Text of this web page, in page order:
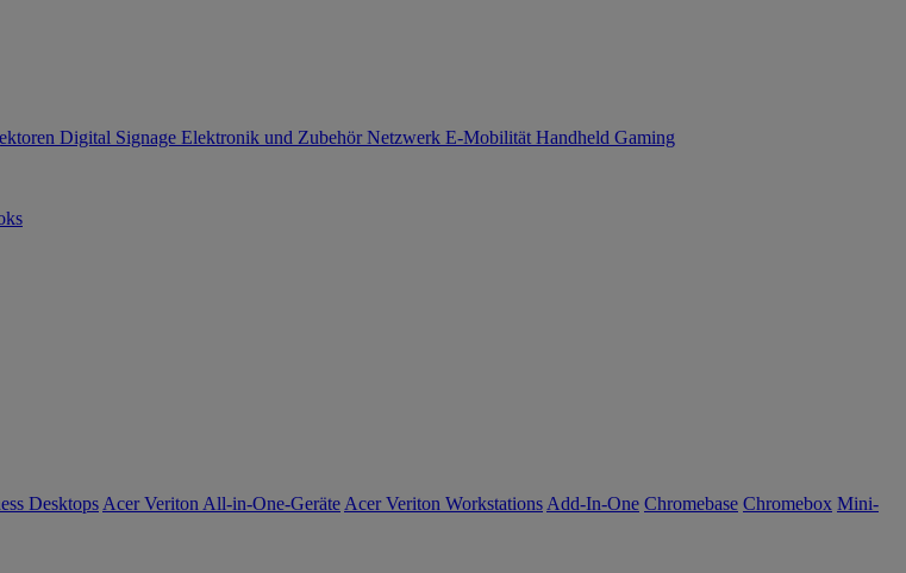
Digital Signage Elektronik und ZubehörNetzwerk E-Mobilität Handheld Gaming
Desktops Acer Veriton All-in-One-Geräte Acer Veriton Workstations Add-In-One Chromebase Chromebox Mini-